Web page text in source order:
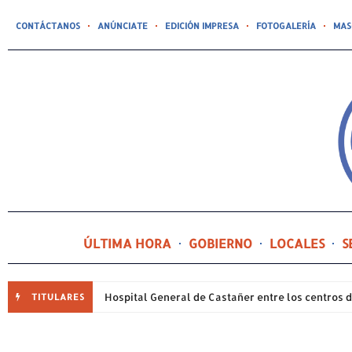
CONTÁCTANOS ANÚNCIATE EDICIÓN IMPRESA FOTOGALERÍA
ÚLTIMA HORA GOBIERNO LOCALES
TITULARES